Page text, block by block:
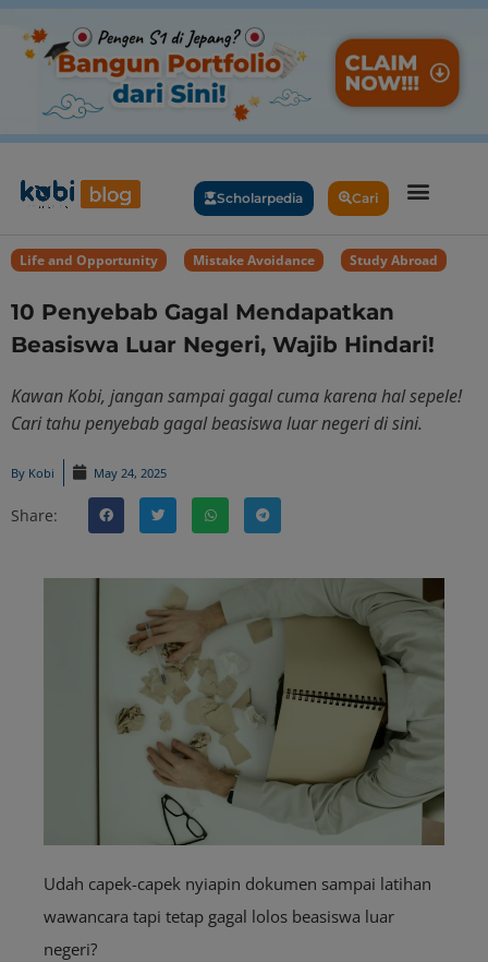
Scholarpedia Cari
Life and Opportunity Mistake Avoidance Study Abroad
10 Penyebab Gagal Mendapatkan
Beasiswa Luar Negeri, Wajib Hindari!
Kawan Kobi, jangan sampai gagal cuma karena hal sepele!
Cari tahu penyebab gagal beasiswa luar negeri di sini.
By Kobi May 24, 2025
Share:
Udah capek-capek nyiapin dokumen sampai latihan
wawancara tapi tetap gagal lolos beasiswa luar
negeri?